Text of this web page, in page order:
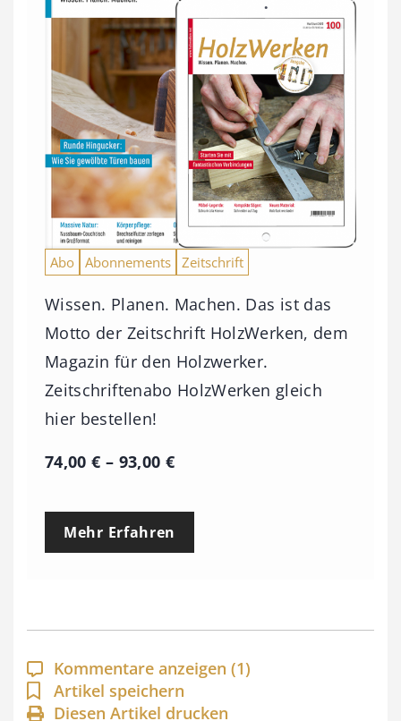
Abo Abonnements Zeitschrift
Wissen. Planen. Machen. Das ist das
Motto der Zeitschrift HolzWerken, dem
Magazin für den Holzwerker.
Zeitschriftenabo HolzWerken gleich
hier bestellen!
74,00€ – 93,00 €P
e
p
a
n
Mehr Erfahren
Kommentare anzeigen (1)
Artikel speichern
Diesen Artikel drucken